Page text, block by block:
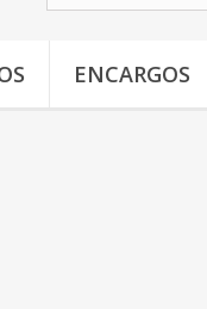
ENCARGOS